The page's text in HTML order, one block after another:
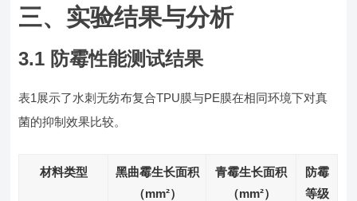
三、实验结果与分析
3.1 防霉性能测试结果
表1展示了水刺无纺布复合TPU膜与PE膜在相同环境下对真
菌的抑制效果比较。
材料类型
黑曲霉生长面积
（mm²）
青霉生长面积
（mm²）
防霉
等级